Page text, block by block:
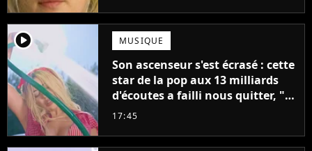
player2 MUSIQUE
Son ascenseur s'est écrasé : cette
star de la pop aux 13 milliards
d'écoutes a failli nous quitter, "Je
pensais ne plus jamais chanter"
17:45